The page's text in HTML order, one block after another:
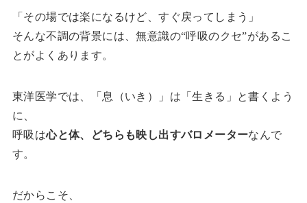
「その場では楽になるけど、すぐ戻ってしまう」
そんな不調の背景には、無意識の“呼吸のクセ”があるこ
とがよくあります。
東洋医学では、「息（いき）」は「生きる」と書くよう
に、
呼吸は心と体、どちらも映し出すバロメーターなんで
す。
だからこそ、